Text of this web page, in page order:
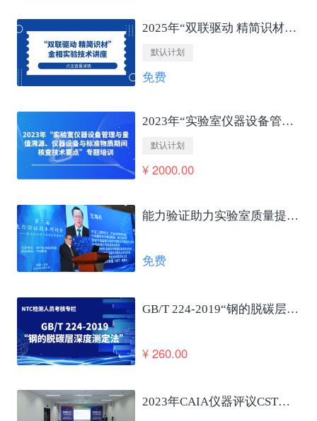
2025年“双联驱动 精简识材”金相实验技术讲座
默认计划
免费
2023年“实验室仪器设备管理与量值溯源、仪器设备与标准物质期间核查技术要点”专题培训
默认计划
¥ 2000.00
能力验证助力实验室质量提升及国家高质量发展 王海舟
免费
GB/T 224-2019“钢的脱碳层深度测定法”笔试考核
¥ 260.00
2023年CAIA仪器评议CSTM仪器使役性能合格评定发布会